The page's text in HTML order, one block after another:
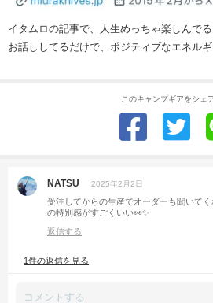
イタムロの記事で、人生めっちゃ楽しんで
お話ししてるだけで、ポジティブなエネル
このキャンプギアをシェ
NATSU 2025年2月2日
受注してからの生産でオーダーも聞いて
の特別感がすごくいい👀✨
返信する
1件の返信を見る